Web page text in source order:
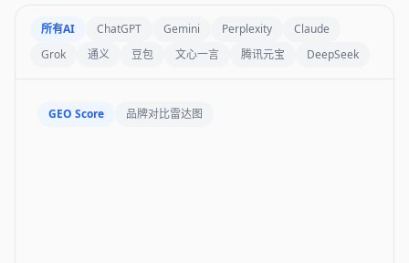
所有AI ChatGPT Gemini Perplexity
Claude
Grok
通义 豆包 文心一言 腾讯元宝 DeepSeek
GEO Score 品牌对比雷达图